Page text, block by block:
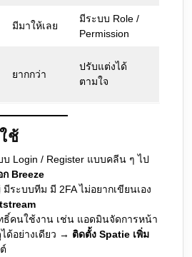
มีมาให้เลย
มีระบบ Role /
Permission
ยากกว่า
ปรับแต่งได้
ตามใจ
ช้
บ Login / Register แบบคลีน ๆ ไป
ก Breeze
ระบบทีม มี 2FA ไม่อยากเขียนเอง
ธิ์คนใช้งาน เช่น แอดมินจัดการหน้า
ด้อย่างเดียว → ติดตั้ง Spatie เพิ่ม